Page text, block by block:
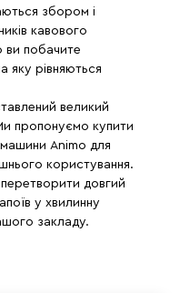
збором і
кавового
ви побачите
яку рівняються
великий
пропонуємо купити
Animo для
користування.
довгий
у хвилинну
закладу.